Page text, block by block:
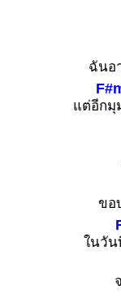
ฉันอ
แต่อีกมุ
ขอ
ในวัน